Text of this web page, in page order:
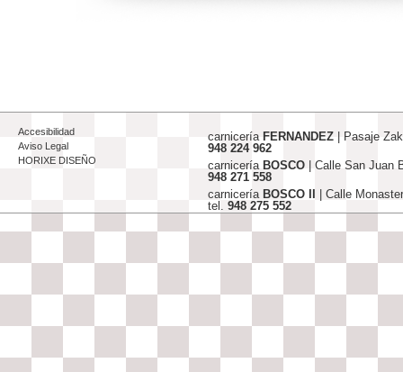
Accesibilidad
Aviso Legal
HORIXE DISEÑO
carnicería FERNANDEZ
| Pasaje
948 224 962
carnicería BOSCO
| Calle San Juan
948 271 558
carnicería BOSCO II
| Calle
tel. 948 275 552